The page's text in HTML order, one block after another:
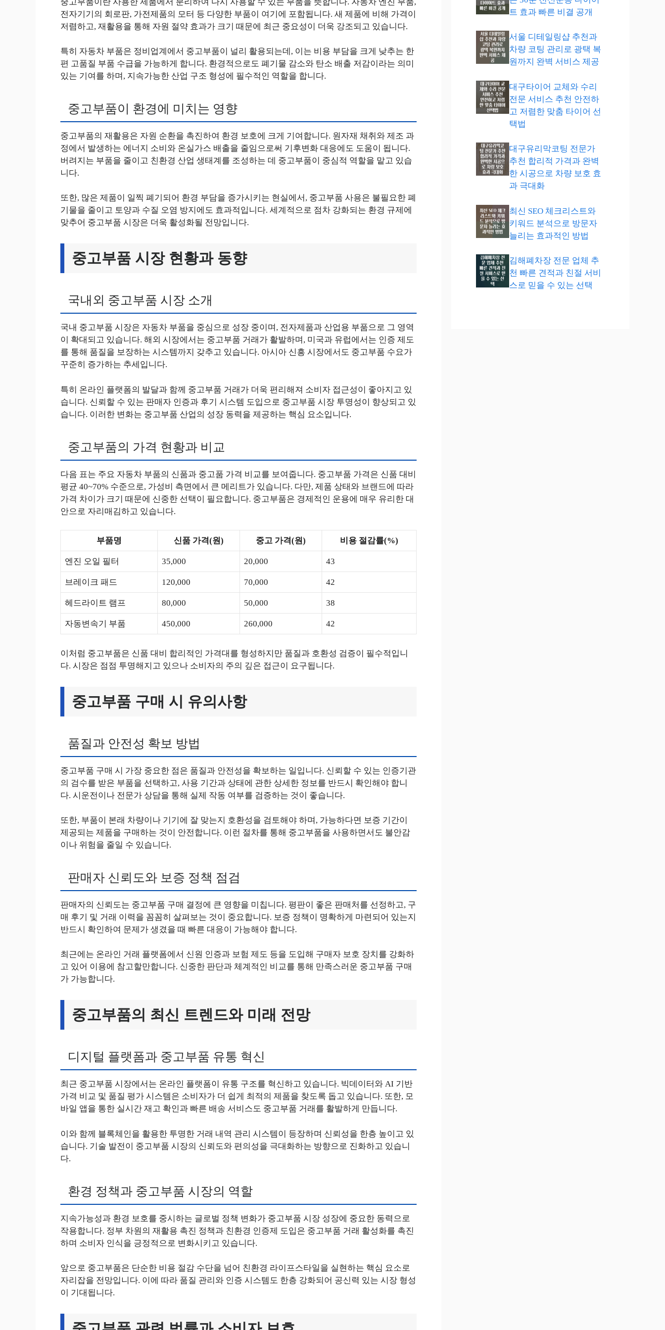
전자기기의 회로판, 가전제품의 모터 등 다양한 부품이 여기에 포함됩니다. 새 제품에 비해 가격이
저렴하고, 재활용을 통해 자원 절약 효과가 크기 때문에 최근 중요성이 더욱 강조되고 있습니다.
특히 자동차 부품은 정비업계에서 중고부품이 널리 활용되는데, 이는 비용 부담을 크게 낮추는 한
편 고품질 부품 수급을 가능하게 합니다. 환경적으로도 폐기물 감소와 탄소 배출 저감이라는 의미
있는 기여를 하며, 지속가능한 산업 구조 형성에 필수적인 역할을 합니다.
중고부품이 환경에 미치는 영향
중고부품의 재활용은 자원 순환을 촉진하여 환경 보호에 크게 기여합니다. 원자재 채취와 제조 과
정에서 발생하는 에너지 소비와 온실가스 배출을 줄임으로써 기후변화 대응에도 도움이 됩니다.
버려지는 부품을 줄이고 친환경 산업 생태계를 조성하는 데 중고부품이 중심적 역할을 맡고 있습
니다.
또한, 많은 제품이 일찍 폐기되어 환경 부담을 증가시키는 현실에서, 중고부품 사용은 불필요한 폐
기물을 줄이고 토양과 수질 오염 방지에도 효과적입니다. 세계적으로 점차 강화되는 환경 규제에
맞추어 중고부품 시장은 더욱 활성화될 전망입니다.
중고부품 시장 현황과 동향
국내외 중고부품 시장 소개
국내 중고부품 시장은 자동차 부품을 중심으로 성장 중이며, 전자제품과 산업용 부품으로 그 영역
이 확대되고 있습니다. 해외 시장에서는 중고부품 거래가 활발하며, 미국과 유럽에서는 인증 제도
를 통해 품질을 보장하는 시스템까지 갖추고 있습니다. 아시아 신흥 시장에서도 중고부품 수요가
꾸준히 증가하는 추세입니다.
특히 온라인 플랫폼의 발달과 함께 중고부품 거래가 더욱 편리해져 소비자 접근성이 좋아지고 있
습니다. 신뢰할 수 있는 판매자 인증과 후기 시스템 도입으로 중고부품 시장 투명성이 향상되고 있
습니다. 이러한 변화는 중고부품 산업의 성장 동력을 제공하는 핵심 요소입니다.
중고부품의 가격 현황과 비교
다음 표는 주요 자동차 부품의 신품과 중고품 가격 비교를 보여줍니다. 중고부품 가격은 신품 대비
평균 40~70% 수준으로, 가성비 측면에서 큰 메리트가 있습니다. 다만, 제품 상태와 브랜드에 따라
가격 차이가 크기 때문에 신중한 선택이 필요합니다. 중고부품은 경제적인 운용에 매우 유리한 대
안으로 자리매김하고 있습니다.
부품명 신품 가격(원) 중고 가격(원) 비용 절감률(%)
엔진 오일 필터 35,000 20,000 43
브레이크 패드 120,000 70,000 42
헤드라이트 램프 80,000 50,000 38
자동변속기 부품 450,000 260,000 42
이처럼 중고부품은 신품 대비 합리적인 가격대를 형성하지만 품질과 호환성 검증이 필수적입니
다. 시장은 점점 투명해지고 있으나 소비자의 주의 깊은 접근이 요구됩니다.
중고부품 구매 시 유의사항
품질과 안전성 확보 방법
중고부품 구매 시 가장 중요한 점은 품질과 안전성을 확보하는 일입니다. 신뢰할 수 있는 인증기관
의 검수를 받은 부품을 선택하고, 사용 기간과 상태에 관한 상세한 정보를 반드시 확인해야 합니
다. 시운전이나 전문가 상담을 통해 실제 작동 여부를 검증하는 것이 좋습니다.
또한, 부품이 본래 차량이나 기기에 잘 맞는지 호환성을 검토해야 하며, 가능하다면 보증 기간이
제공되는 제품을 구매하는 것이 안전합니다. 이런 절차를 통해 중고부품을 사용하면서도 불안감
이나 위험을 줄일 수 있습니다.
판매자 신뢰도와 보증 정책 점검
판매자의 신뢰도는 중고부품 구매 결정에 큰 영향을 미칩니다. 평판이 좋은 판매처를 선정하고, 구
매 후기 및 거래 이력을 꼼꼼히 살펴보는 것이 중요합니다. 보증 정책이 명확하게 마련되어 있는지
반드시 확인하여 문제가 생겼을 때 빠른 대응이 가능해야 합니다.
최근에는 온라인 거래 플랫폼에서 신원 인증과 보험 제도 등을 도입해 구매자 보호 장치를 강화하
고 있어 이용에 참고할만합니다. 신중한 판단과 체계적인 비교를 통해 만족스러운 중고부품 구매
가 가능합니다.
중고부품의 최신 트렌드와 미래 전망
디지털 플랫폼과 중고부품 유통 혁신
최근 중고부품 시장에서는 온라인 플랫폼이 유통 구조를 혁신하고 있습니다. 빅데이터와 AI 기반
가격 비교 및 품질 평가 시스템은 소비자가 더 쉽게 최적의 제품을 찾도록 돕고 있습니다. 또한, 모
바일 앱을 통한 실시간 재고 확인과 빠른 배송 서비스도 중고부품 거래를 활발하게 만듭니다.
이와 함께 블록체인을 활용한 투명한 거래 내역 관리 시스템이 등장하며 신뢰성을 한층 높이고 있
습니다. 기술 발전이 중고부품 시장의 신뢰도와 편의성을 극대화하는 방향으로 진화하고 있습니
다.
환경 정책과 중고부품 시장의 역할
지속가능성과 환경 보호를 중시하는 글로벌 정책 변화가 중고부품 시장 성장에 중요한 동력으로
작용합니다. 정부 차원의 재활용 촉진 정책과 친환경 인증제 도입은 중고부품 거래 활성화를 촉진
하며 소비자 인식을 긍정적으로 변화시키고 있습니다.
앞으로 중고부품은 단순한 비용 절감 수단을 넘어 친환경 라이프스타일을 실현하는 핵심 요소로
자리잡을 전망입니다. 이에 따라 품질 관리와 인증 시스템도 한층 강화되어 공신력 있는 시장 형성
이 기대됩니다.
트 효과 빠른 비결 공개
서울 디테일링샵 추천과
차량 코팅 관리로 광택 복
원까지 완벽 서비스 제공
대구타이어 교체와 수리
전문 서비스 추천 안전하
고 저렴한 맞춤 타이어 선
택법
대구유리막코팅 전문가
추천 합리적 가격과 완벽
한 시공으로 차량 보호 효
과 극대화
최신 SEO 체크리스트와
키워드 분석으로 방문자
늘리는 효과적인 방법
김해폐차장 전문 업체 추
천 빠른 견적과 친절 서비
스로 믿을 수 있는 선택